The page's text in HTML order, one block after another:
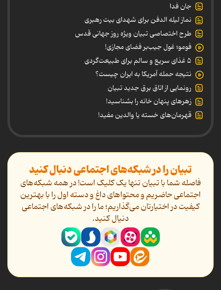
جان فدا
نماز لیله الدفن برای شهدای بیت رهبری
طرح اختصاصی تبیان ویژه روز جهانی قدس
فومو؛ غول جیب‌بر فضای مجازی!
۵ غذای سریع و سالم برای طبیعت‌گردی
نتیجه حمله آمریکا به ایران چیست؟
رونمایی از اتاق برق جدید تبیان
زهرهای پنهان خانه را بشناسید!
قهرمان‌های خسته یا والدین مفید!
تبیان را در شبکه‌های اجتماعی دنبال کنید
فاصله شما با تبیان تنها یک کلیک است! در همه شبکه‌های
اجتماعی حاضریم و محتواهای داغ و دسته اول را با بهترین
کیفیت در اختیارتان می‌گذاریم؛ ما را در شبکه‌های اجتماعی
دنیال کنید.